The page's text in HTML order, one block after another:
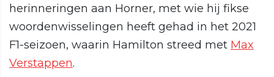
herinneringen aan Horner, met wie hij fikse
woordenwisselingen heeft gehad in het 2021
F1-seizoen, waarin Hamilton streed met Max
Verstappen.